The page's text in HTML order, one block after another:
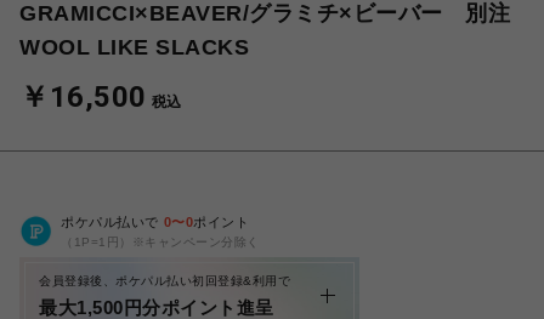
GRAMICCI×BEAVER/グラミチ×ビーバー 別注
WOOL LIKE SLACKS
￥16,500 税込
ポケパル払いで 0〜0ポイント
（1P=1円）※キャンペーン分除く
会員登録後、ポケパル払い初回登録&利用で
最大1,500円分ポイント進呈